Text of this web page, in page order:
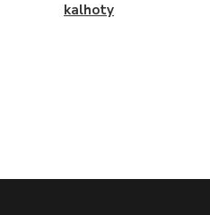
kalhoty